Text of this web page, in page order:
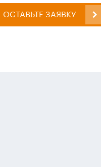
ОСТАВЬТЕ ЗАЯВКУ